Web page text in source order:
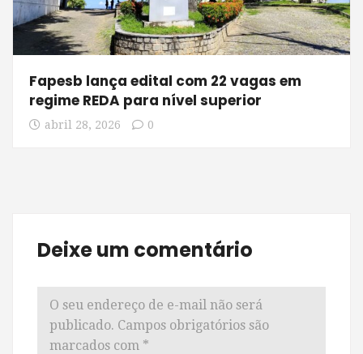
Fapesb lança edital com 22 vagas em
regime REDA para nível superior
abril 28, 2026 0
Deixe um comentário
O seu endereço de e-mail não será
publicado. Campos obrigatórios são
marcados com *